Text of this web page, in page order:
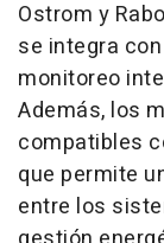
Ostrom y
se integra
monitoreo
Además, los
compatibles
que permite
entre los